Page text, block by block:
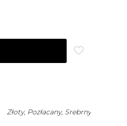
Złoty, Pozłacany, Srebrny